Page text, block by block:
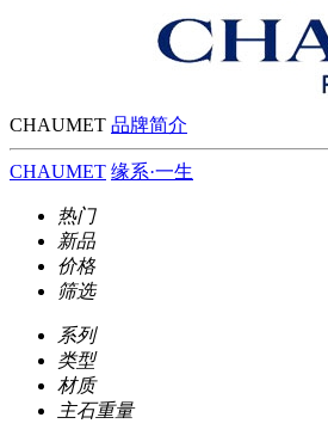
CHAUMET 品牌简介
CHAUMET 缘系·一生
热门
新品
价格
筛选
系列
类型
材质
主石重量